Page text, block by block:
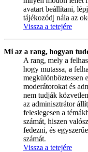
avatart beállítani,
tájékozódj nála az
Vissza a tetejére
Mi az a rang, hogyan
A rang, mely a
hogy mutassa, a
megkülönböztessen
moderátorokat és
nem tudják
az adminisztrátor
feleslegesen a
számát, hiszen
fedezni, és
számát.
Vissza a tetejére